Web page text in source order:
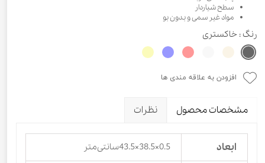
سطح شیاردار
مواد غیر سمی و بدون بو
رنگ : خاکستری
افزودن به علاقه مندی ها
مشخصات محصول نظرات
ابعاد 0.5×38.5×43.5سانتی‌متر